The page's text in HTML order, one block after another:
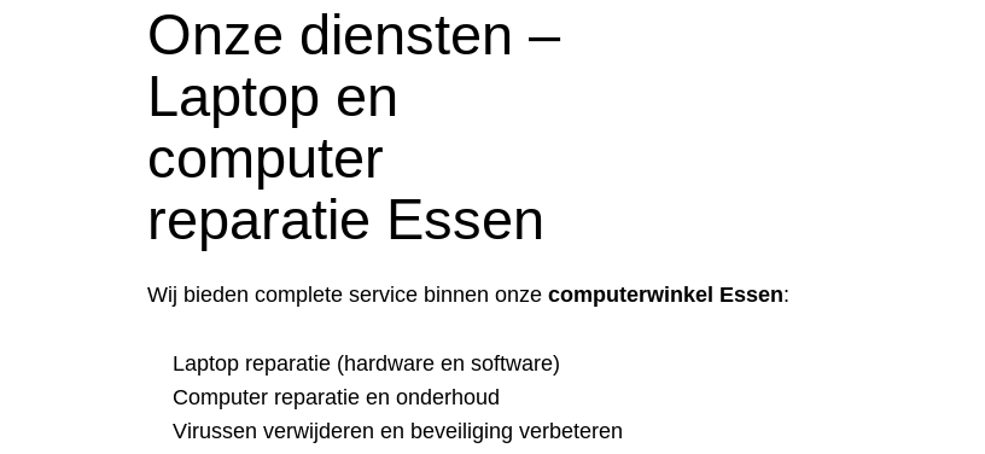
Onze diensten –
Laptop en
computer
reparatie Essen
Wij bieden complete service binnen onze computerwinkel Essen:
Laptop reparatie (hardware en software)
Computer reparatie en onderhoud
Virussen verwijderen en beveiliging verbeteren